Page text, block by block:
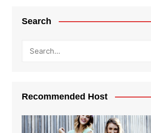
Search
Recommended Host